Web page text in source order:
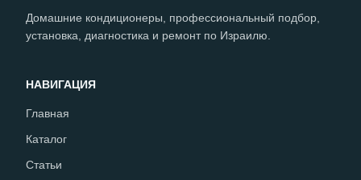
Домашние кондиционеры, профессиональный подбор,
установка, диагностика и ремонт по Израилю.
НАВИГАЦИЯ
Главная
Каталог
Статьи